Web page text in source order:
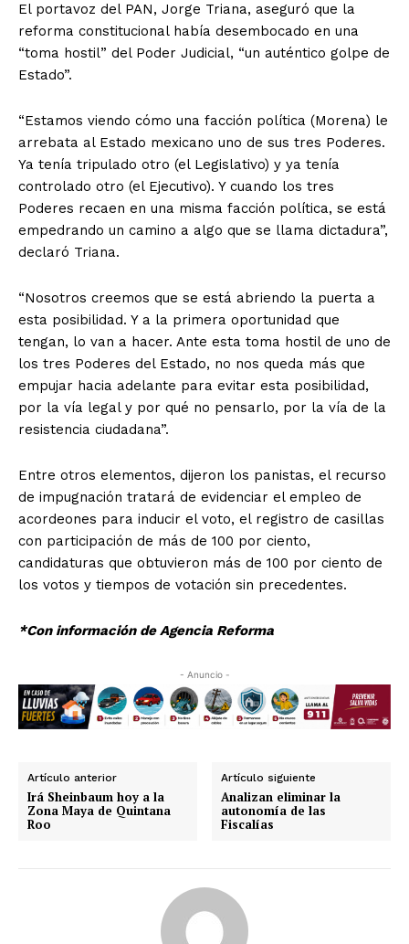
El portavoz del PAN, Jorge Triana, aseguró que la
reforma constitucional había desembocado en una
“toma hostil” del Poder Judicial, “un auténtico golpe de
Estado”.
“Estamos viendo cómo una facción política (Morena) le
arrebata al Estado mexicano uno de sus tres Poderes.
Ya tenía tripulado otro (el Legislativo) y ya tenía
controlado otro (el Ejecutivo). Y cuando los tres
Poderes recaen en una misma facción política, se está
empedrando un camino a algo que se llama dictadura”,
declaró Triana.
“Nosotros creemos que se está abriendo la puerta a
esta posibilidad. Y a la primera oportunidad que
tengan, lo van a hacer. Ante esta toma hostil de uno de
los tres Poderes del Estado, no nos queda más que
empujar hacia adelante para evitar esta posibilidad,
por la vía legal y por qué no pensarlo, por la vía de la
resistencia ciudadana”.
Entre otros elementos, dijeron los panistas, el recurso
de impugnación tratará de evidenciar el empleo de
acordeones para inducir el voto, el registro de casillas
con participación de más de 100 por ciento,
candidaturas que obtuvieron más de 100 por ciento de
los votos y tiempos de votación sin precedentes.
*Con información de Agencia Reforma
- Anuncio -
Artículo anterior
Irá Sheinbaum hoy a la
Zona Maya de Quintana
Roo
Artículo siguiente
Analizan eliminar la
autonomía de las
Fiscalías